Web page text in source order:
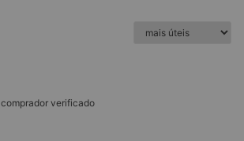
comprador verificado